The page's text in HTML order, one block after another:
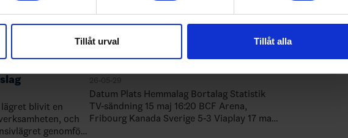
vidarebefordrar även sådana identifierare och annan information från din
som vi samarbetar med. Dessa kan i sin tur kombinera
Tillåt urval Tillåt alla
blivit en
och
genomförs
26-05-29
Datum Plats Hemmalag Bortalag Statistik
TV-sändning 15 maj 16:20 BCF Arena,
Fribourg Kanada Sverige 5-3 Viaplay 17 maj